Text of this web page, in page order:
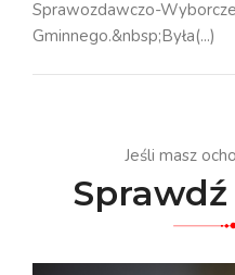
Sprawozdawczo-
Gminnego.&nbsp;Była(...)
Jeśli masz